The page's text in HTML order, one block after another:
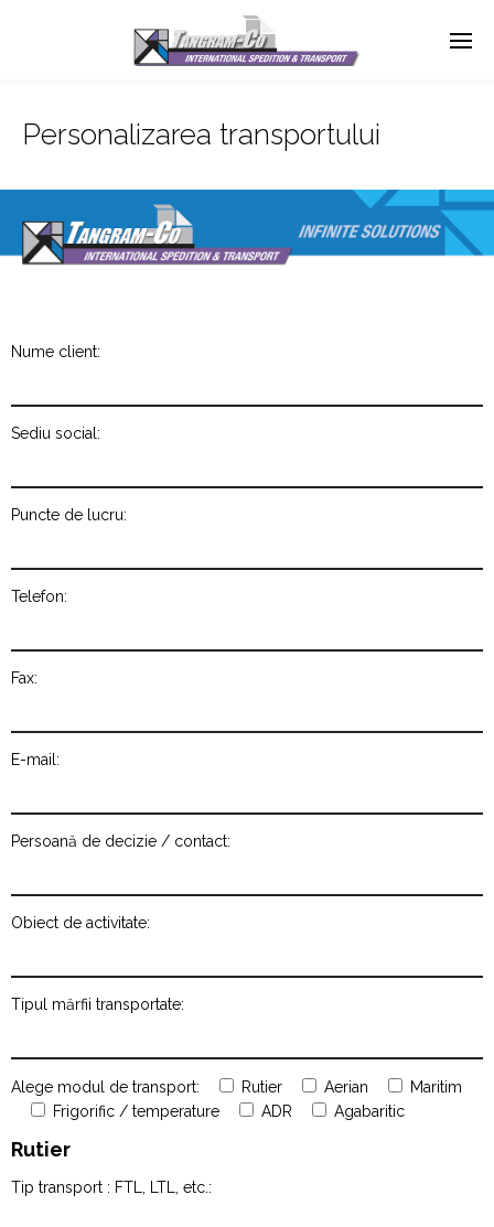
Personalizarea transportului
Nume client:
Sediu social:
Puncte de lucru:
Telefon:
Fax:
E-mail:
Persoană de decizie / contact:
Obiect de activitate:
Tipul mărfii transportate:
Alege modul de transport: Rutier Aerian
Maritim
Frigorific / temperature
ADR Agabaritic
Rutier
Tip transport : FTL, LTL, etc.: